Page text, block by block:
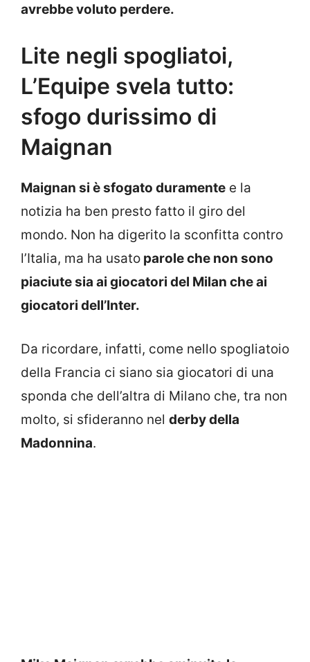
avrebbe voluto perdere.
Lite negli spogliatoi,
L’Equipe svela tutto:
sfogo durissimo di
Maignan
Maignan si è sfogato duramente e la
notizia ha ben presto fatto il giro del
mondo. Non ha digerito la sconfitta contro
l’Italia, ma ha usato parole che non sono
piaciute sia ai giocatori del Milan che ai
giocatori dell’Inter.
Da ricordare, infatti, come nello spogliatoio
della Francia ci siano sia giocatori di una
sponda che dell’altra di Milano che, tra non
molto, si sfideranno nel derby della
Madonnina.